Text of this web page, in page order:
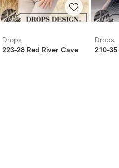
Drops
223-28 Red River Cave
Drops
210-